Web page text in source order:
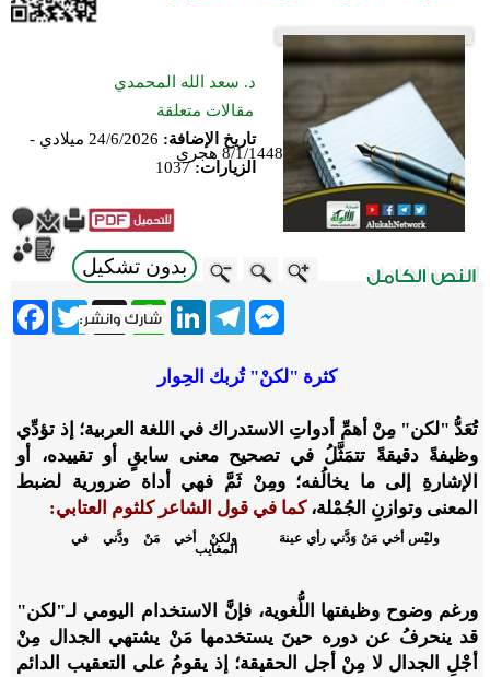
د. سعد الله المحمدي
مقالات متعلقة
تاريخ الإضافة:
24/6/2026 ميلادي -
8/1/1448 هجري
الزيارات:1037
بدون تشكيل
Twitter X
WhatsApp
LinkedInTelegram
Messenger
كثرة "لكنْ" تُربك الحِوار
تُعَدُّ "لكن" مِنْ أهمِّ أدواتِ الاستدراك في اللغة العربية؛ إذ تؤدِّي
وظيفةً دقيقةً تتمَثَّلُ في تصحيح معنى سابقٍ أو تقييده، أو
الإشارةِ إلى ما يخالُفه؛ ومِنْ ثَمَّ فهي أداة ضرورية لضبط
المعنى وتوازنِ الجُمْلة،كما في قول الشاعر كلثوم العتابي:
وليْس أخي مَنْ وَدَّني رأي عينهَ ولكنْ أخي مَنْ ودَّني في
المغايب
ورغم وضوح وظيفتها اللُّغوية، فإنَّ الاستخدام اليومي لـ"لكن"
قد ينحرفُ عن دوره حينَ يستخدمها مَنْ يشتهي الجدال مِنْ
أجْلِ الجدال لا مِنْ أجل الحقيقة؛ إذ يقومُ على التعقيب الدائم